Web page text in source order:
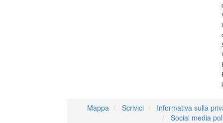
Mappa Scrivici
Informativa sulla
Social media